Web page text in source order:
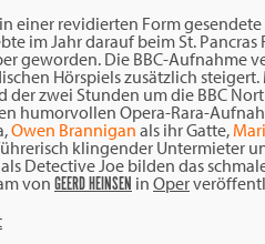
einer revidierten Form gesendete
im Jahr darauf beim St.
geworden. Die BBC-Aufnahme
Hörspiels zusätzlich
der zwei Stunden um die BBC
humorvollen Opera-Rara-
Owen Brannigan als ihr Gatte,
klingender Untermieter
Detective Joe bilden das
von GEERD HEINSEN in Oper